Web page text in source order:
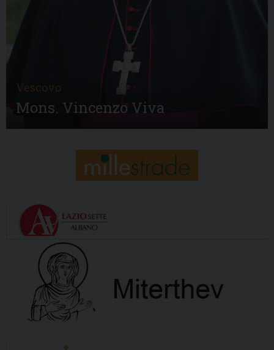
Vescovo
Mons. Vincenzo Viva